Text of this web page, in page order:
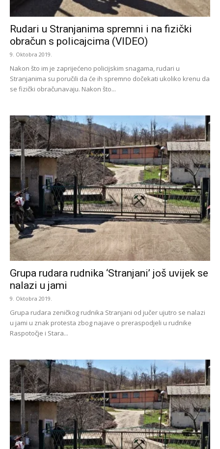
Rudari u Stranjanima spremni i na fizički
obračun s policajcima (VIDEO)
9. Oktobra 2019.
Nakon što im je zaprijećeno policijskim snagama, rudari u
Stranjanima su poručili da će ih spremno dočekati ukoliko krenu da
se fizički obračunavaju. Nakon što...
Grupa rudara rudnika ‘Stranjani’ još uvijek se
nalazi u jami
9. Oktobra 2019.
Grupa rudara zeničkog rudnika Stranjani od jučer ujutro se nalazi
u jami u znak protesta zbog najave o preraspodjeli u rudnike
Raspotočje i Stara...